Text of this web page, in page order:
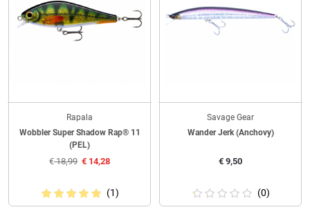
Rapala
Wobbler Super Shadow Rap® 11
(PEL)
€18,99 € 14,28
(1)
Savage Gear
Wander Jerk (Anchovy)
€ 9,50
(0)